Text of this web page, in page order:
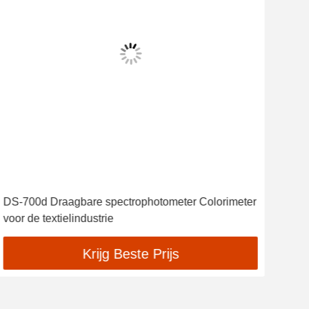
DS-700d Draagbare spectrophotometer Colorimeter
voor de textielindustrie
Krijg Beste Prijs